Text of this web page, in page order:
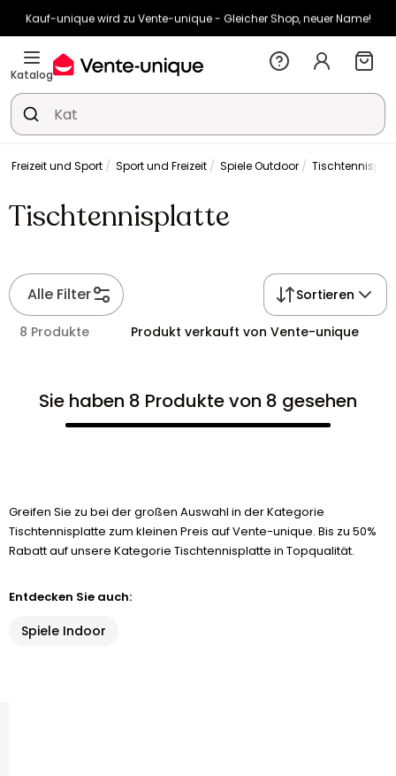
Kauf-unique wird zu Vente-unique - Gleicher Shop, neuer Name!
-10% ab €400 mitHEAT10auf Vente-unique-Produkte
Noch:
Katalog
Freizeit und Sport Sport und Freizeit Spiele Outdoor
Tischtennisplatte
Alle Filter Sortieren
8 Produkte Produkt verkauft von Vente-unique
Sie haben 8 Produkte von 8 gesehen
Greifen Sie zu bei der großen Auswahl in der Kategorie
Tischtennisplatte zum kleinen Preis auf Vente-unique. Bis zu 50%
Rabatt auf unsere Kategorie Tischtennisplatte in Topqualität.
Entdecken Sie auch:
Spiele Indoor